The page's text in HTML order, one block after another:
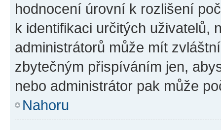
hodnocení úrovní k rozlišení
k identifikaci určitých uživatelů,
administrátorů může mít
zbytečným přispíváním jen,
nebo administrátor pak může
Nahoru